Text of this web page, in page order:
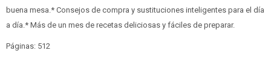
buena mesa.* Consejos de compra y sustituciones inteligentes para el día
a día.* Más de un mes de recetas deliciosas y fáciles de preparar.
Páginas: 512